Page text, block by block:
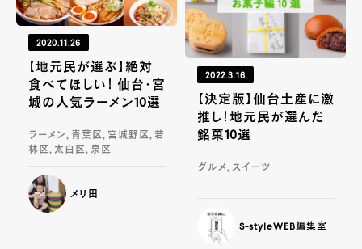
2020.11.26
【地元民が選ぶ】絶対
食べてほしい！ 仙台・宮
城の人気ラーメン10選
ラーメン, 青葉区, 宮城野区, 若
林区, 太白区, 泉区
メリ田
2022.3.16
【決定版】仙台土産に激
推し！地元民が選んだ
銘菓10選
グルメ, スイーツ
S-styleWEB編集室